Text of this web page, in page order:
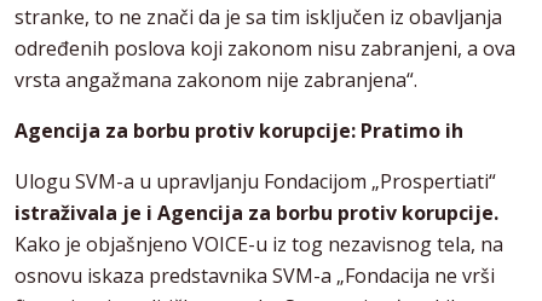
stranke, to ne znači da je sa tim isključen iz obavljanja
određenih poslova koji zakonom nisu zabranjeni, a ova
vrsta angažmana zakonom nije zabranjena“.
Agencija za borbu protiv korupcije: Pratimo ih
Ulogu SVM-a u upravljanju Fondacijom „Prospertiati“
istraživala je i Agencija za borbu protiv korupcije.
Kako je objašnjeno VOICE-u iz tog nezavisnog tela, na
osnovu iskaza predstavnika SVM-a „Fondacija ne vrši